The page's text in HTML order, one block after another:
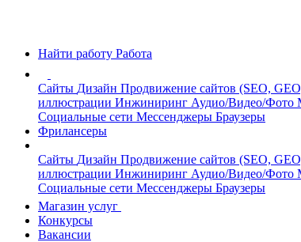
Найти работу Работа
Сайты Дизайн Продвижение сайтов (SEO,
иллюстрации Инжиниринг Аудио/Видео/Фото
Социальные сети Мессенджеры Браузеры
Фрилансеры
Сайты Дизайн Продвижение сайтов (SEO,
иллюстрации Инжиниринг Аудио/Видео/Фото
Социальные сети Мессенджеры Браузеры
Магазин услуг
Конкурсы
Вакансии